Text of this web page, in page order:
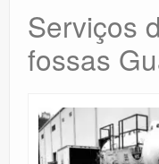
Serviços
fossas